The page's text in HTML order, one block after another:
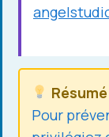
Pour